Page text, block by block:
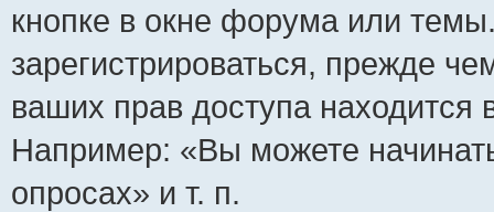
кнопке в окне форума или
зарегистрироваться, прежде
ваших прав доступа
Например: «Вы можете
опросах» и т. п.